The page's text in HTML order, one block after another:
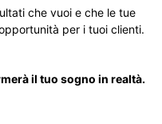
che vuoi e che le tue
per i tuoi clienti.
il tuo sogno in realtà.